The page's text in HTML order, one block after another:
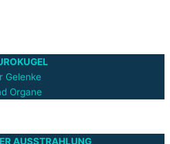
Gelenke
Organe
AUSSTRAHLUNG